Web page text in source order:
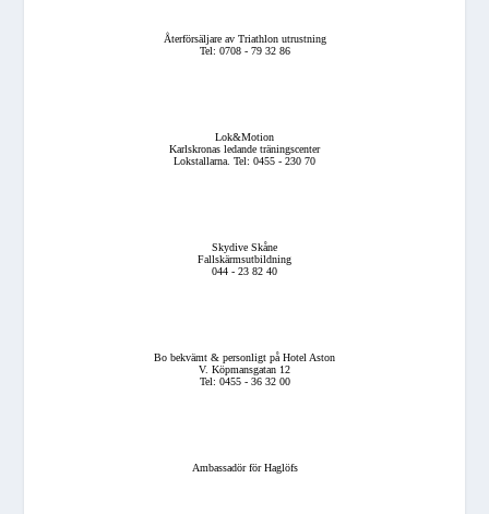
Återförsäljare av Triathlon utrustning
Tel: 0708 - 79 32 86
Lok&Motion
Karlskronas ledande träningscenter
Lokstallarna. Tel: 0455 - 230 70
Skydive Skåne
Fallskärmsutbildning
044 - 23 82 40
Bo bekvämt & personligt på Hotel Aston
V. Köpmansgatan 12
Tel: 0455 - 36 32 00
Ambassadör för Haglöfs